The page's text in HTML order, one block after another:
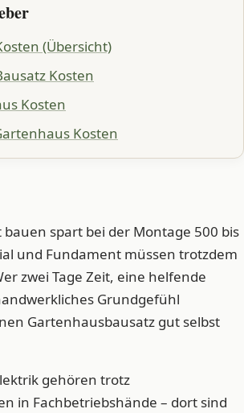
(Übersicht)
Kosten
Kosten
Kosten
spart bei der Montage 500 bis
und Fundament müssen trotzdem
zwei Tage Zeit, eine helfende
Grundgefühl
Gartenhausbausatz gut selbst
gehören trotz
in Fachbetriebshände – dort sind